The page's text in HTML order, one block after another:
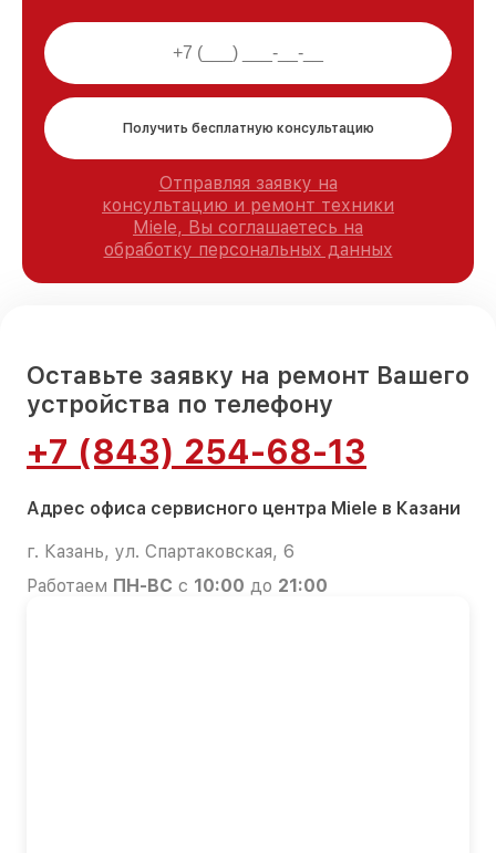
Получить бесплатную консультацию
Отправляя заявку на
консультацию и ремонт техники
Miele, Вы соглашаетесь на
обработку персональных данных
Оставьте заявку на ремонт Вашего
устройства по телефону
+7 (843) 254-68-13
Адрес офиса сервисного центра Miele в Казани
г. Казань, ул. Спартаковская, 6
Работаем ПН-ВС с 10:00 до 21:00